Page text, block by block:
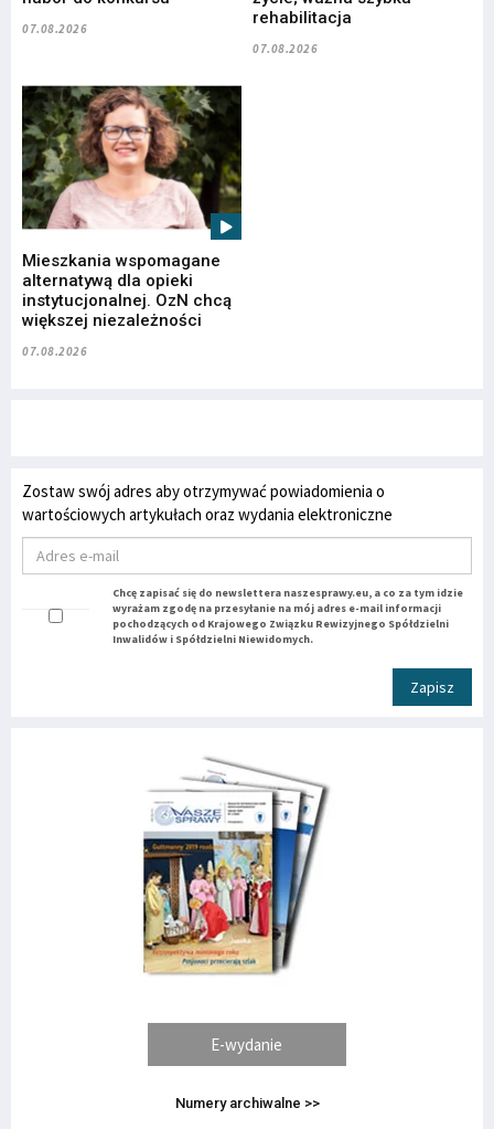
07.08.2026
rehabilitacja
07.08.2026
Mieszkania wspomagane
alternatywą dla opieki
instytucjonalnej. OzN chcą
większej niezależności
07.08.2026
Zostaw swój adres aby otrzymywać powiadomienia o
wartościowych artykułach oraz wydania elektroniczne
Chcę zapisać się do newslettera naszesprawy.eu, a co za tym idzie
wyrażam zgodę na przesyłanie na mój adres e-mail informacji
pochodzących od Krajowego Związku Rewizyjnego Spółdzielni
Inwalidów i Spółdzielni Niewidomych.
Zapisz
E-wydanie
Numery archiwalne >>